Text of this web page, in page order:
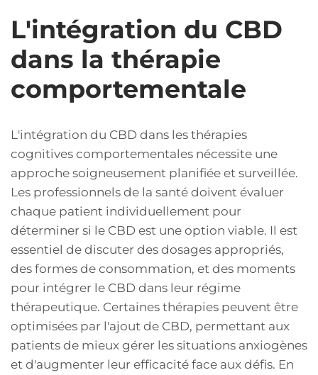
L'intégration du CBD
dans la thérapie
comportementale
L'intégration du CBD dans les thérapies
cognitives comportementales nécessite une
approche soigneusement planifiée et surveillée.
Les professionnels de la santé doivent évaluer
chaque patient individuellement pour
déterminer si le CBD est une option viable. Il est
essentiel de discuter des dosages appropriés,
des formes de consommation, et des moments
pour intégrer le CBD dans leur régime
thérapeutique. Certaines thérapies peuvent être
optimisées par l'ajout de CBD, permettant aux
patients de mieux gérer les situations anxiogènes
et d'augmenter leur efficacité face aux défis. En